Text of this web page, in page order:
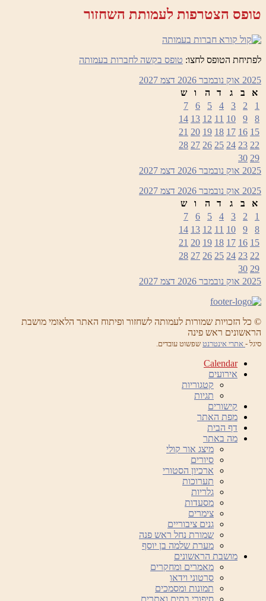
טופס הצטרפות לעמותת השחזור
לפתיחת הטופס לחצו: טופס בקשה לחברות בעמותה
2025 אוק נובמבר 2026 דצמ 2027
א
ב ג ד ה ו
ש
1
2
3
4
5
6
7
8
9
10
11
12
13
14
15
16
17
18
19
20
21
22
23
24
25
26
27
28
29
30
2025 אוק נובמבר 2026 דצמ 2027
2025 אוק נובמבר 2026 דצמ 2027
א
ב ג ד ה ו
ש
1
2
3
4
5
6
7
8
9
10
11
12
13
14
15
16
17
18
19
20
21
22
23
24
25
26
27
28
29
30
2025 אוק נובמבר 2026 דצמ 2027
© כל הזכויות שמורות לעמותה לשחזור ופיתוח האתר הלאומי מושבת
הראשונים ראש פינה
סיגל - אתרי אינטרנט שפשוט עובדים.
Calendar
אירועים
קטגוריות
תגיות
קישורים
מפת האתר
דף הבית
מה באתר
מיצג אור קולי
סיורים
ארכיון הסטורי
תערוכות
גלריות
מסעדות
צימרים
גנים ציבוריים
שמורת נחל ראש פנה
מערת שלמה בן יוסף
מושבת הראשונים
מאמרים ומחקרים
סרטוני וידאו
תמונות ומסמכים
סיפורי בתים ואתרים